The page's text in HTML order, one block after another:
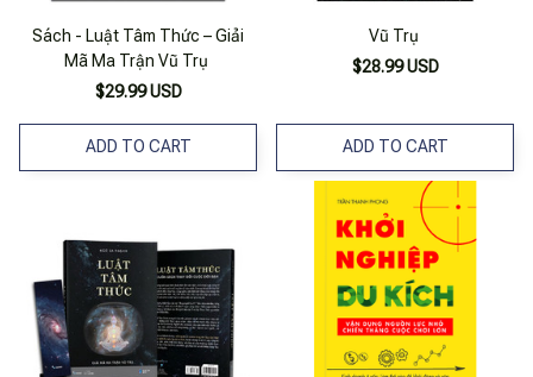
Sách - Luật Tâm Thức – Giải
Mã Ma Trận Vũ Trụ
$29.99 USD
ADD TO CART
Vũ Trụ
$28.99 USD
ADD TO CART